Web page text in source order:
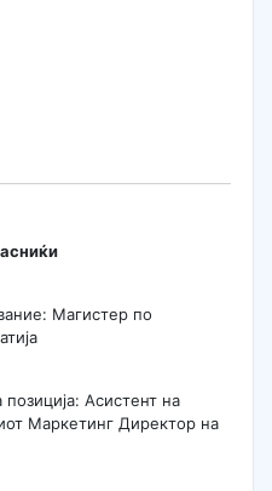
Магистер по
позиција: Асистент на
Маркетинг Директор на